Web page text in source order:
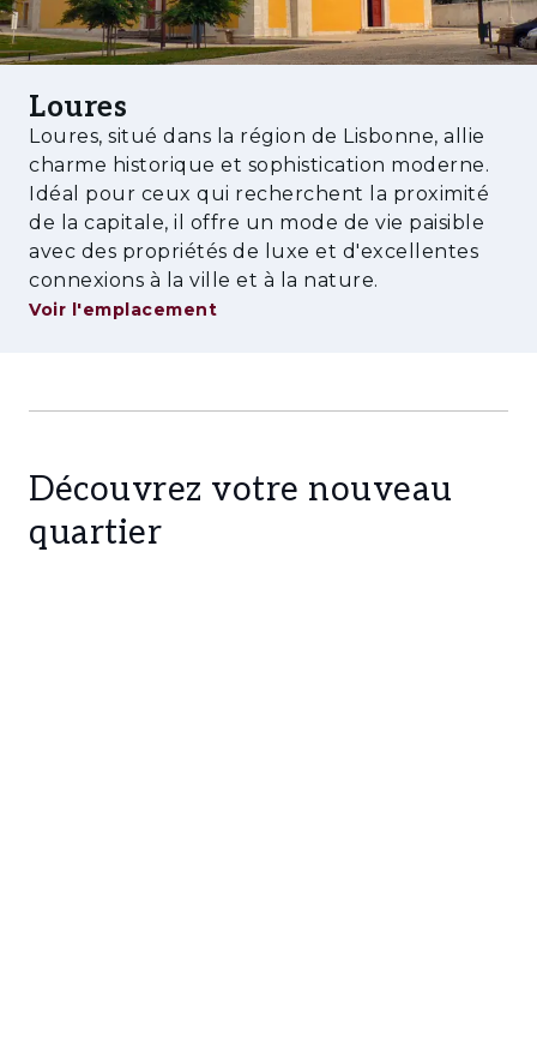
équipements de proximité complètent un
cadre qui convient aussi bien à la résidence
principale qu'à l'investissement à long terme.
Loures
Loures, situé dans la région de Lisbonne, allie
charme historique et sophistication moderne.
Idéal pour ceux qui recherchent la proximité
de la capitale, il offre un mode de vie paisible
avec des propriétés de luxe et d'excellentes
connexions à la ville et à la nature.
Voir l'emplacement
Découvrez votre nouveau
quartier